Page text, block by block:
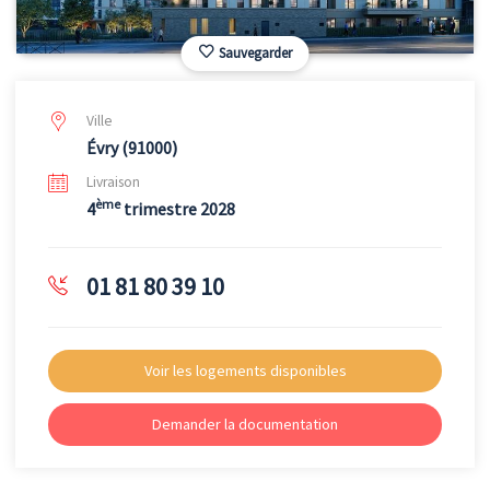
Sauvegarder
Ville
Évry (91000)
Livraison
4èmetrimestre 2028
01 81 80 39 10
Voir les logements disponibles
Demander la documentation